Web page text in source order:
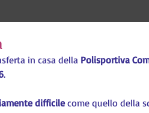
in casa della Polisportiva
.
difficile come quello della